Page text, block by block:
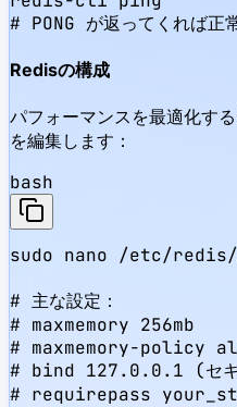
# PONG が返ってくれば正
Redisの構成
パフォーマンスを最適化す
を編集します：
bash
sudo nano /etc/
# 主な設定：
# maxmemory 256mb
# maxmemory-policy
# bind 127.0.0.1 (セキ
# requirepass